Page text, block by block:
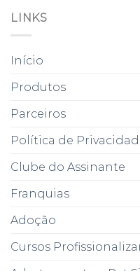
LINKS
Início
Produtos
Parceiros
Política de
Clube do Assinante
Franquias
Adoção
Cursos